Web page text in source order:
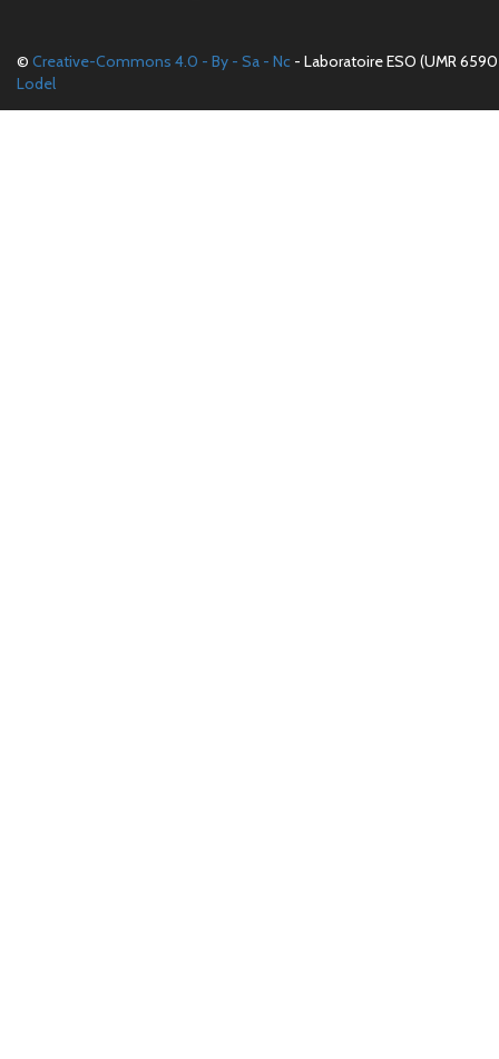
© Creative-Commons 4.0 - By - Sa - Nc - Laboratoire ESO (UMR
Lodel